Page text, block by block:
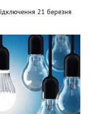
21 березня